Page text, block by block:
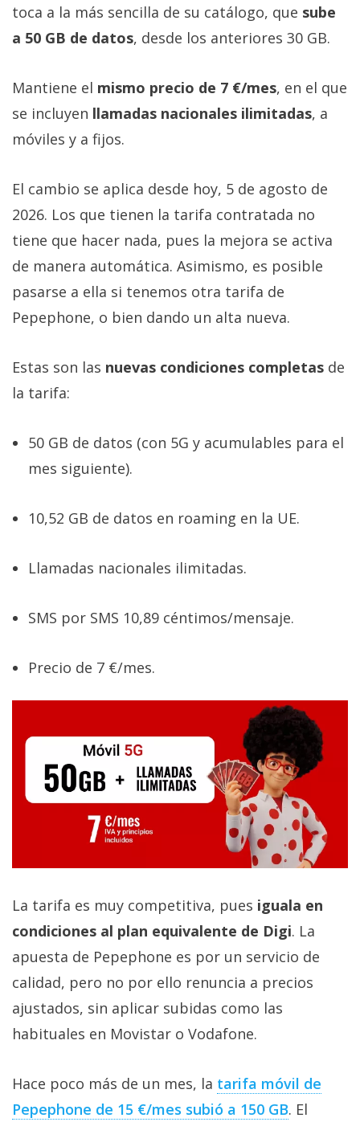
toca a la más sencilla de su catálogo, que sube
a 50 GB de datos, desde los anteriores 30 GB.
Mantiene el mismo precio de 7 €/mes, en el que
se incluyen llamadas nacionales ilimitadas, a
móviles y a fijos.
El cambio se aplica desde hoy, 5 de agosto de
2026. Los que tienen la tarifa contratada no
tiene que hacer nada, pues la mejora se activa
de manera automática. Asimismo, es posible
pasarse a ella si tenemos otra tarifa de
Pepephone, o bien dando un alta nueva.
Estas son las nuevas condiciones completas de
la tarifa:
50 GB de datos (con 5G y acumulables para el
mes siguiente).
10,52 GB de datos en roaming en la UE.
Llamadas nacionales ilimitadas.
SMS por SMS 10,89 céntimos/mensaje.
Precio de 7 €/mes.
La tarifa es muy competitiva, pues iguala en
condiciones al plan equivalente de Digi. La
apuesta de Pepephone es por un servicio de
calidad, pero no por ello renuncia a precios
ajustados, sin aplicar subidas como las
habituales en Movistar o Vodafone.
Hace poco más de un mes, la tarifa móvil de
Pepephone de 15 €/mes subió a 150 GB‎. El